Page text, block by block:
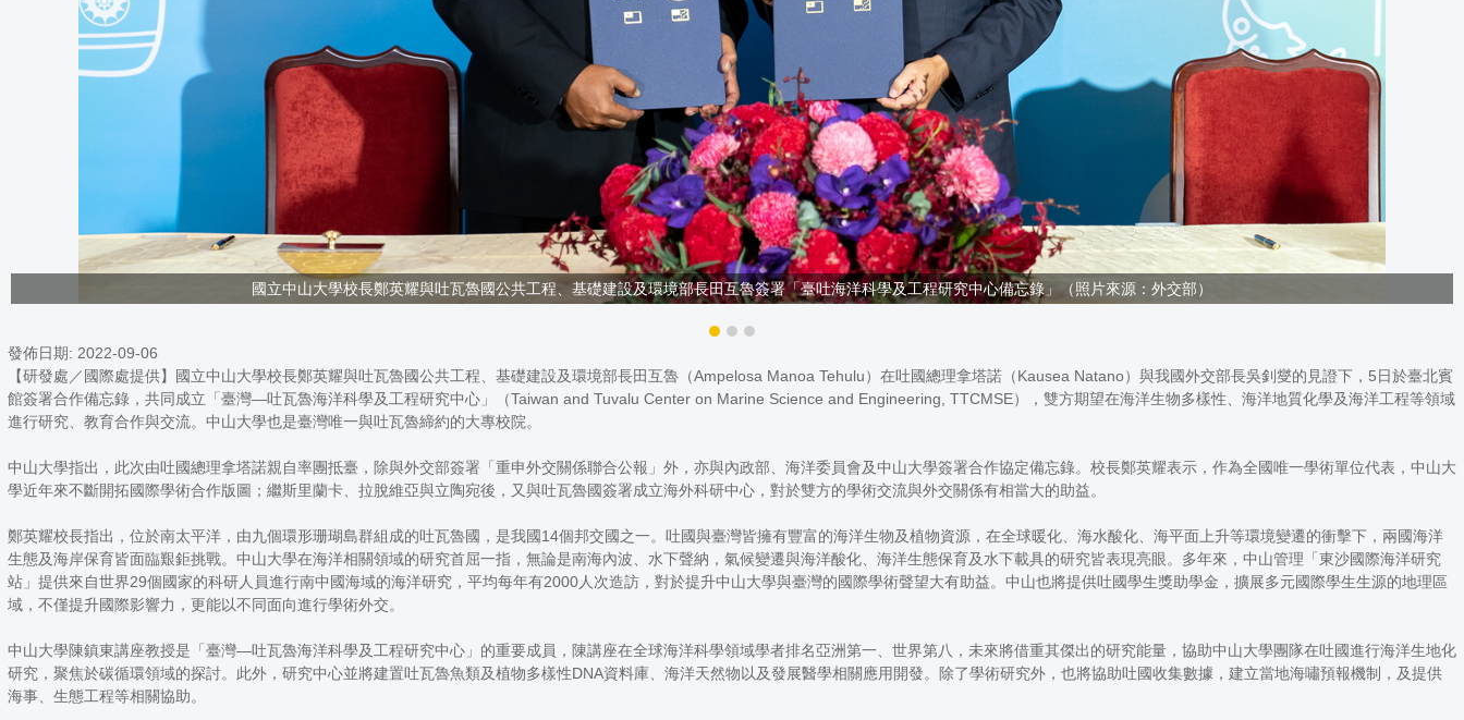
國立中山大學校長鄭英耀與吐瓦魯國公共工程、基礎建設及環境部長田互魯簽署「臺吐海洋科學及工程研究中心備忘錄」（照片來源：外交部）
發佈日期: 2022-09-06
【研發處／國際處提供】國立中山大學校長鄭英耀與吐瓦魯國公共工程、基礎建設及環境部長田互魯（Ampelosa Manoa Tehulu）在吐國總理拿塔諾（Kausea Natano）與我國外交部長吳釗燮的見證下，5日於臺北賓
館簽署合作備忘錄，共同成立「臺灣—吐瓦魯海洋科學及工程研究中心」（Taiwan and Tuvalu Center on Marine Science and Engineering, TTCMSE），雙方期望在海洋生物多樣性、海洋地質化學及海洋工程等領域
進行研究、教育合作與交流。中山大學也是臺灣唯一與吐瓦魯締約的大專校院。
中山大學指出，此次由吐國總理拿塔諾親自率團抵臺，除與外交部簽署「重申外交關係聯合公報」外，亦與內政部、海洋委員會及中山大學簽署合作協定備忘錄。校長鄭英耀表示，作為全國唯一學術單位代表，中山大
學近年來不斷開拓國際學術合作版圖；繼斯里蘭卡、拉脫維亞與立陶宛後，又與吐瓦魯國簽署成立海外科研中心，對於雙方的學術交流與外交關係有相當大的助益。
鄭英耀校長指出，位於南太平洋，由九個環形珊瑚島群組成的吐瓦魯國，是我國14個邦交國之一。吐國與臺灣皆擁有豐富的海洋生物及植物資源，在全球暖化、海水酸化、海平面上升等環境變遷的衝擊下，兩國海洋
生態及海岸保育皆面臨艱鉅挑戰。中山大學在海洋相關領域的研究首屈一指，無論是南海內波、水下聲納，氣候變遷與海洋酸化、海洋生態保育及水下載具的研究皆表現亮眼。多年來，中山管理「東沙國際海洋研究
站」提供來自世界29個國家的科研人員進行南中國海域的海洋研究，平均每年有2000人次造訪，對於提升中山大學與臺灣的國際學術聲望大有助益。中山也將提供吐國學生獎助學金，擴展多元國際學生生源的地理區
域，不僅提升國際影響力，更能以不同面向進行學術外交。
中山大學陳鎮東講座教授是「臺灣—吐瓦魯海洋科學及工程研究中心」的重要成員，陳講座在全球海洋科學領域學者排名亞洲第一、世界第八，未來將借重其傑出的研究能量，協助中山大學團隊在吐國進行海洋生地化
研究，聚焦於碳循環領域的探討。此外，研究中心並將建置吐瓦魯魚類及植物多樣性DNA資料庫、海洋天然物以及發展醫學相關應用開發。除了學術研究外，也將協助吐國收集數據，建立當地海嘯預報機制，及提供
海事、生態工程等相關協助。